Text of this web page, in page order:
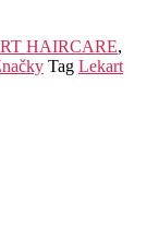
HAIRCARE,
Tag Lekart